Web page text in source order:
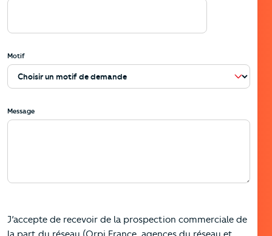
Motif
Message
J’accepte de recevoir de la prospection commerciale de